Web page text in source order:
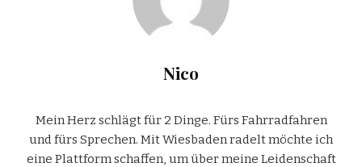
Nico
Mein Herz schlägt für 2 Dinge. Fürs Fahrradfahren
und fürs Sprechen. Mit Wiesbaden radelt möchte ich
eine Plattform schaffen, um über meine Leidenschaft